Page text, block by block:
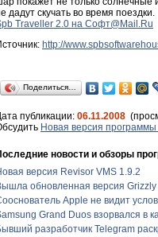
дадут скучать во время поездки.
Traveller 2.0 на Софт@Mail.Ru
http://
Поделиться…
публикации: 06.11.2008
Новая версия
новости и обзоры
версия Revisor VMS 1.9.2
обновленная версия
Apple не видит
Grand Duos взорвался в
разработчик Telegram